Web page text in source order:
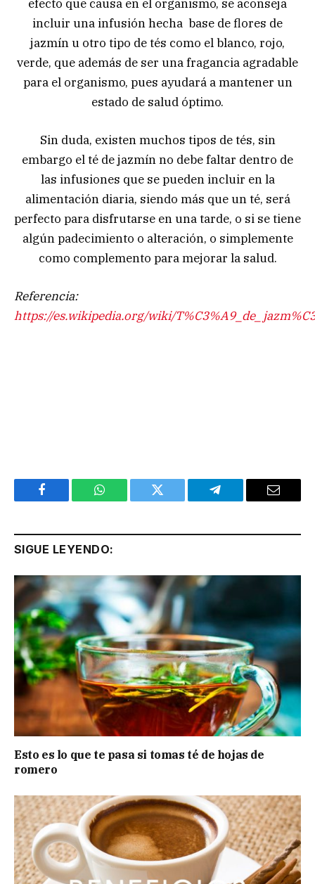
efecto que causa en el organismo, se aconseja
incluir una infusión hecha base de flores de
jazmín u otro tipo de tés como el blanco, rojo,
verde, que además de ser una fragancia agradable
para el organismo, pues ayudará a mantener un
estado de salud óptimo.
Sin duda, existen muchos tipos de tés, sin
embargo el té de jazmín no debe faltar dentro de
las infusiones que se pueden incluir en la
alimentación diaria, siendo más que un té, será
perfecto para disfrutarse en una tarde, o si se tiene
algún padecimiento o alteración, o simplemente
como complemento para mejorar la salud.
Referencia:
https://es.wikipedia.org/wiki/
Facebook WhatsApp Twitter Telegram Email
SIGUE LEYENDO:
Esto es lo que te pasa si tomas té de hojas de
romero